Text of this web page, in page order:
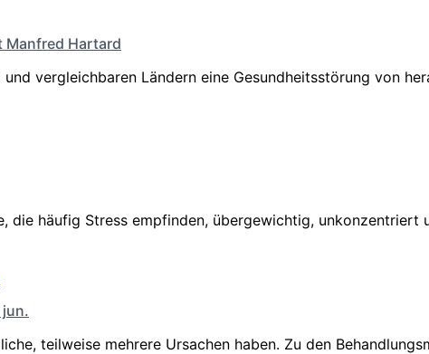
Manfred Hartard
vergleichbaren Ländern eine Gesundheitsstörung von
die häufig Stress empfinden, übergewichtig, unkonzentriert
jun.
teilweise mehrere Ursachen haben. Zu den